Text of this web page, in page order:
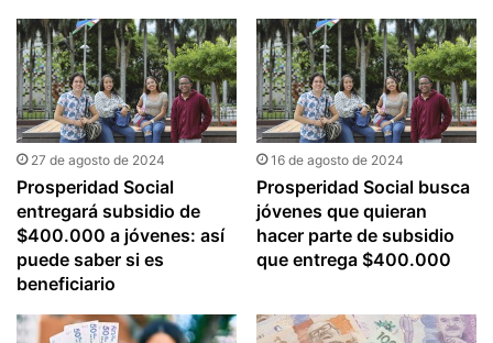
27 de agosto de 2024
Prosperidad Social
entregará subsidio de
$400.000 a jóvenes: así
puede saber si es
beneficiario
16 de agosto de 2024
Prosperidad Social busca
jóvenes que quieran
hacer parte de subsidio
que entrega $400.000